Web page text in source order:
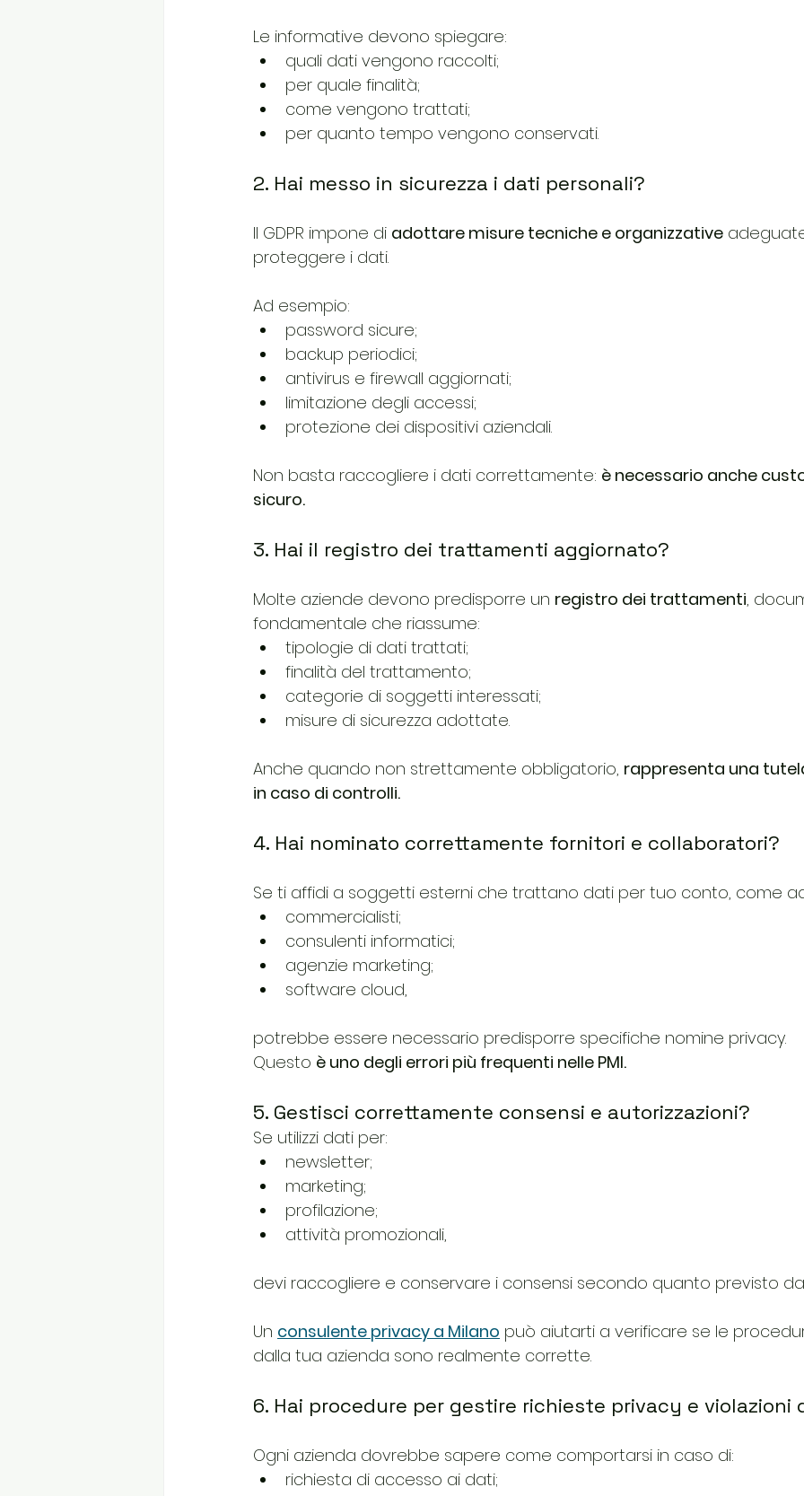
Le informative devono spiegare:
quali dati vengono raccolti;
per quale finalità;
come vengono trattati;
per quanto tempo vengono conservati.
2. Hai messo in sicurezza i dati personali?
Il GDPR impone di adottare misure tecniche e organizzative
proteggere i dati.
Ad esempio:
password sicure;
backup periodici;
antivirus e firewall aggiornati;
limitazione degli accessi;
protezione dei dispositivi aziendali.
Non basta raccogliere i dati correttamente: è necessario anche
sicuro.
3. Hai il registro dei trattamenti aggiornato?
Molte aziende devono predisporre un registro dei trattamenti,
fondamentale che riassume:
tipologie di dati trattati;
finalità del trattamento;
categorie di soggetti interessati;
misure di sicurezza adottate.
Anche quando non strettamente obbligatorio, rappresenta una
in caso di controlli.
4. Hai nominato correttamente fornitori e collaboratori?
Se ti affidi a soggetti esterni che trattano dati per tuo conto, come
commercialisti;
consulenti informatici;
agenzie marketing;
software cloud,
potrebbe essere necessario predisporre specifiche nomine privacy.
Questo è uno degli errori più frequenti nelle PMI.
5. Gestisci correttamente consensi e autorizzazioni?
Se utilizzi dati per:
newsletter;
marketing;
profilazione;
attività promozionali,
devi raccogliere e conservare i consensi secondo quanto previsto dal
Un consulente privacy a Milano può aiutarti a verificare se le
dalla tua azienda sono realmente corrette.
6. Hai procedure per gestire richieste privacy e violazioni
Ogni azienda dovrebbe sapere come comportarsi in caso di:
richiesta di accesso ai dati;